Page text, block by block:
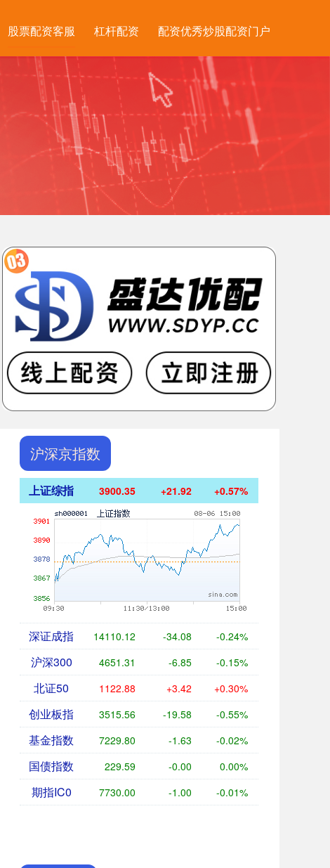
股票配资客服 杠杆配资 配资优秀炒股配资门户
沪深京指数
上证综指 3900.35 +21.92 +0.57%
深证成指 14110.12 -34.08 -0.24%
沪深300 4651.31 -6.85 -0.15%
北证50 1122.88 +3.42 +0.30%
创业板指 3515.56 -19.58 -0.55%
基金指数 7229.80 -1.63 -0.02%
国债指数 229.59 -0.00 0.00%
期指IC0 7730.00 -1.00 -0.01%